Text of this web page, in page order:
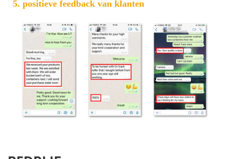
5. positieve feedback van klanten